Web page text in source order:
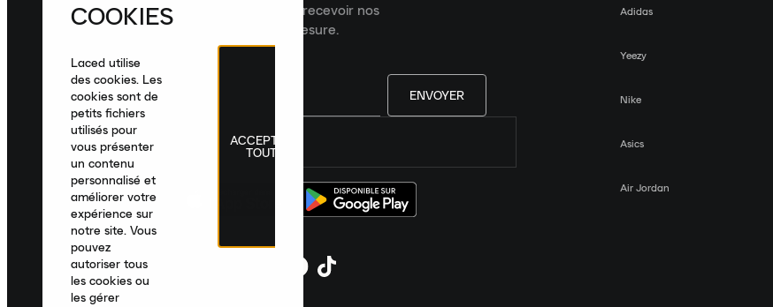
dernières nouveautés, collections et recevoir nos
recommandations de produits sur mesure.
ENVOYER
France|Français
Adidas
Yeezy
Nike
Asics
Air Jordan
COOKIES
Laced utilise
des cookies. Les
cookies sont de
petits fichiers
utilisés pour
vous présenter
un contenu
personnalisé et
améliorer votre
expérience sur
notre site. Vous
pouvez
autoriser tous
les cookies ou
les gérer
ACCEPTER
TOUT